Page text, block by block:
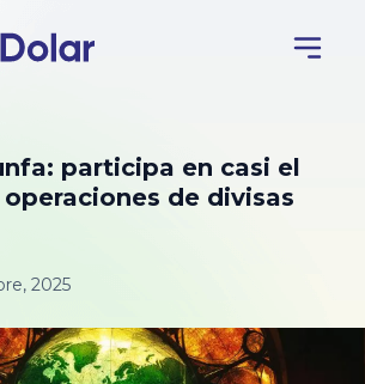
participa en casi el
operaciones de divisas
2025